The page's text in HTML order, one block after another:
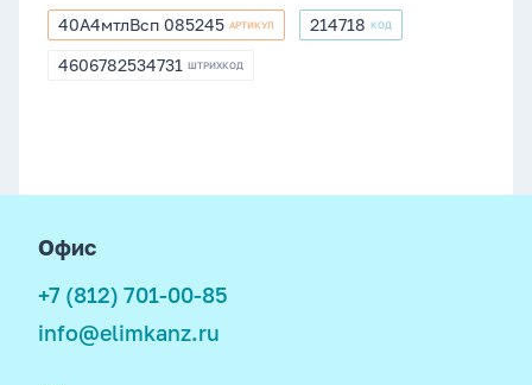
выб.лак.,
перф,
4диз.в
40А4мтлВсп
085245
40А4мтлВсп 085245 АРТИКУЛ 214718
214718 КОД
4606782534731
4606782534731 ШТРИХКОД
Офис
+7 (812) 701-00-85
info@elimkanz.ru